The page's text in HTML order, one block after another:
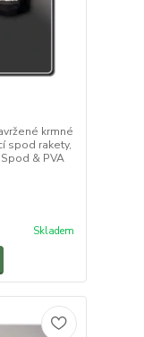
krmné
spod rakety,
& PVA
Skladem